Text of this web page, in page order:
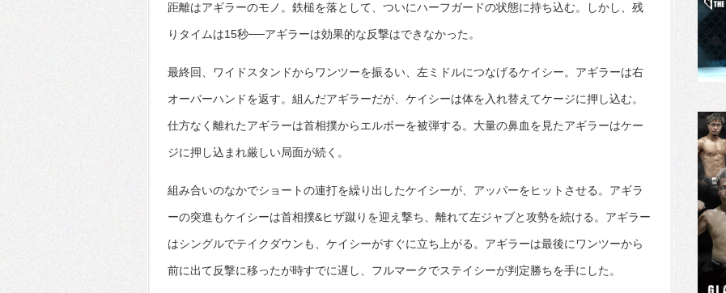
距離はアギラーのモノ。鉄槌を落として、ついにハーフガードの状態に持ち込む。しかし、残
りタイムは15秒──アギラーは効果的な反撃はできなかった。
最終回、ワイドスタンドからワンツーを振るい、左ミドルにつなげるケイシー。アギラーは右
オーバーハンドを返す。組んだアギラーだが、ケイシーは体を入れ替えてケージに押し込む。
仕方なく離れたアギラーは首相撲からエルボーを被弾する。大量の鼻血を見たアギラーはケー
ジに押し込まれ厳しい局面が続く。
組み合いのなかでショートの連打を繰り出したケイシーが、アッパーをヒットさせる。アギラ
ーの突進もケイシーは首相撲&ヒザ蹴りを迎え撃ち、離れて左ジャブと攻勢を続ける。アギラー
はシングルでテイクダウンも、ケイシーがすぐに立ち上がる。アギラーは最後にワンツーから
前に出て反撃に移ったが時すでに遅し、フルマークでステイシーが判定勝ちを手にした。